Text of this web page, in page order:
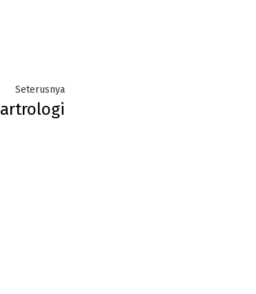
SeterusnyaNext
artrologi